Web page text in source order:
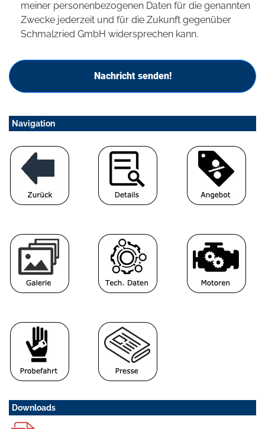
meiner personenbezogenen Daten für die genannten
Zwecke jederzeit und für die Zukunft gegenüber
Schmalzried GmbH widersprechen kann.
Nachricht senden!
Navigation
Downloads